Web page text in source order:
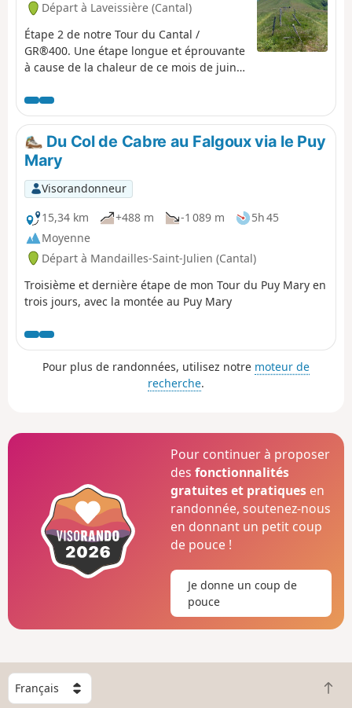
Départ à Laveissière (Cantal)
Étape 2 de notre Tour du Cantal /
GR®400. Une étape longue et éprouvante
à cause de la chaleur de ce mois de juin.
des étapes. Très beaux tronçons,
notamment l'arrivée sur la crête avant le
Puy Mary, les environs du Puy de la
Tourte, etc. Des passages plus
compliqués : passage de la Brèche de
Rolland, le plateau du Luchard et la
longue descente vers le Falgoux. Il est à
noter que l'ascension du Puy Mary n'est
pas obligatoire.
Du Col de Cabre au Falgoux via le Puy
Mary
Visorandonneur
15,34 km
+488 m -1 089 m
5h 45
Moyenne
Départ à Mandailles-Saint-Julien (Cantal)
Troisième et dernière étape de mon Tour du Puy Mary en
trois jours, avec la montée au Puy Mary
Pour plus de randonnées, utilisez notre moteur de
recherche.
Pour continuer à proposer
desfonctionnalités
gratuites et pratiques en
randonnée, soutenez-nous
en donnant un petit coup
de pouce !
Je donne un coup de
pouce
C
h
R